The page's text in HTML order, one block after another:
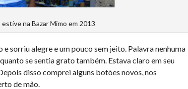
na Bazar Mimo em 2013
sorriu alegre e um pouco sem jeito. Palavra nenhuma
se sentia grato também. Estava claro em seu
disso comprei alguns botões novos, nos
de mão.